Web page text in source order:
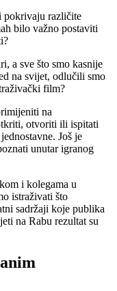
pokrivaju različite
bilo važno postaviti
a sve što smo kasnije
na svijet, odlučili smo
film?
na
otvoriti ili ispitati
Još je
unutar igranog
i kolegama u
istraživati što
sadržaji koje publika
na Rabu rezultat su